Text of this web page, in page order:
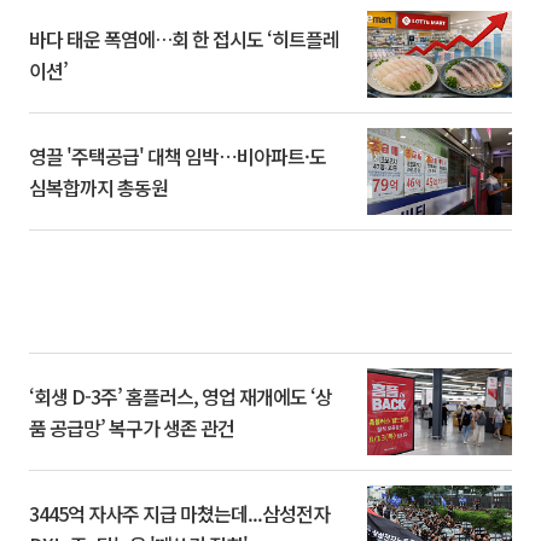
바다 태운 폭염에…회 한 접시도 ‘히트플레
이션’
영끌 '주택공급' 대책 임박⋯비아파트·도
심복합까지 총동원
‘회생 D-3주’ 홈플러스, 영업 재개에도 ‘상
품 공급망’ 복구가 생존 관건
3445억 자사주 지급 마쳤는데...삼성전자